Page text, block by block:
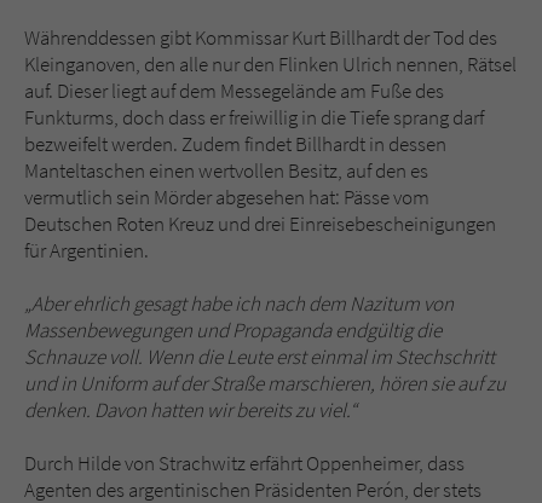
Währenddessen gibt Kommissar Kurt Billhardt der Tod des
Kleinganoven, den alle nur den Flinken Ulrich nennen, Rätsel
auf. Dieser liegt auf dem Messegelände am Fuße des
Funkturms, doch dass er freiwillig in die Tiefe sprang darf
bezweifelt werden. Zudem findet Billhardt in dessen
Manteltaschen einen wertvollen Besitz, auf den es
vermutlich sein Mörder abgesehen hat: Pässe vom
Deutschen Roten Kreuz und drei Einreisebescheinigungen
für Argentinien.
„Aber ehrlich gesagt habe ich nach dem Nazitum von
Massenbewegungen und Propaganda endgültig die
Schnauze voll. Wenn die Leute erst einmal im Stechschritt
und in Uniform auf der Straße marschieren, hören sie auf zu
denken. Davon hatten wir bereits zu viel.“
Durch Hilde von Strachwitz erfährt Oppenheimer, dass
Agenten des argentinischen Präsidenten Perón, der stets